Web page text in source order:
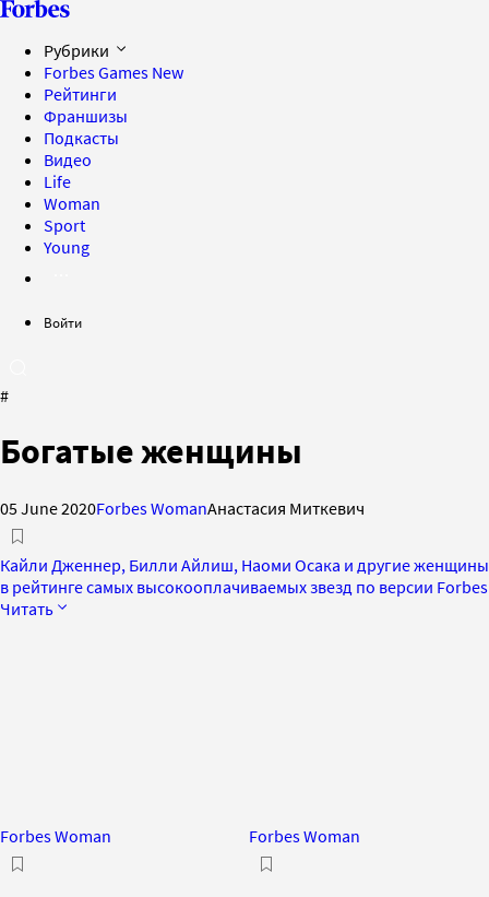
Рубрики
Forbes Games New
Рейтинги
Франшизы
Подкасты
Видео
Life
Woman
Sport
Young
Войти
#
Богатые женщины
05 June 2020Forbes WomanАнастасия Миткевич
Кайли Дженнер, Билли Айлиш, Наоми Осака и другие женщины
в рейтинге самых высокооплачиваемых звезд по версии Forbes
Читать
Forbes Woman Forbes Woman